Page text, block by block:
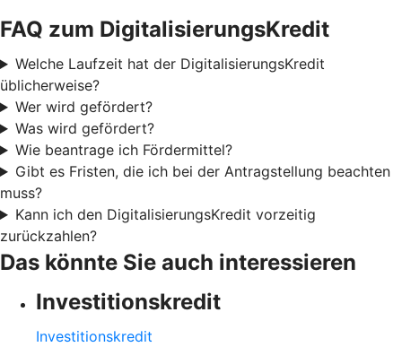
FAQ zum DigitalisierungsKredit
Welche Laufzeit hat der DigitalisierungsKredit
üblicherweise?
Wer wird gefördert?
Was wird gefördert?
Wie beantrage ich Fördermittel?
Gibt es Fristen, die ich bei der Antragstellung beachten
muss?
Kann ich den DigitalisierungsKredit vorzeitig
zurückzahlen?
Das könnte Sie auch interessieren
Investitionskredit
Investitionskredit